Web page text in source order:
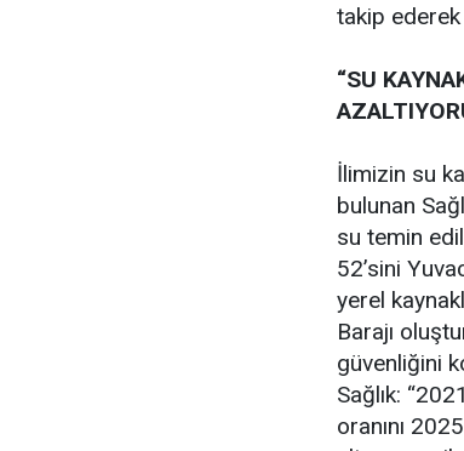
takip ederek
“SU
İlimizin su
bulunan
su temin
52’sini
yerel
Barajı
güvenliğini
Sağlık:
oranını